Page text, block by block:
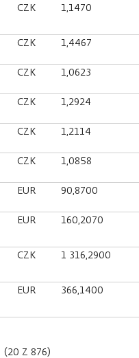
CZK 1,1470
CZK 1,4467
CZK 1,0623
CZK 1,2924
CZK 1,2114
CZK 1,0858
EUR 90,8700
EUR 160,2070
CZK 1 316,2900
EUR 366,1400
(20 Z 876)